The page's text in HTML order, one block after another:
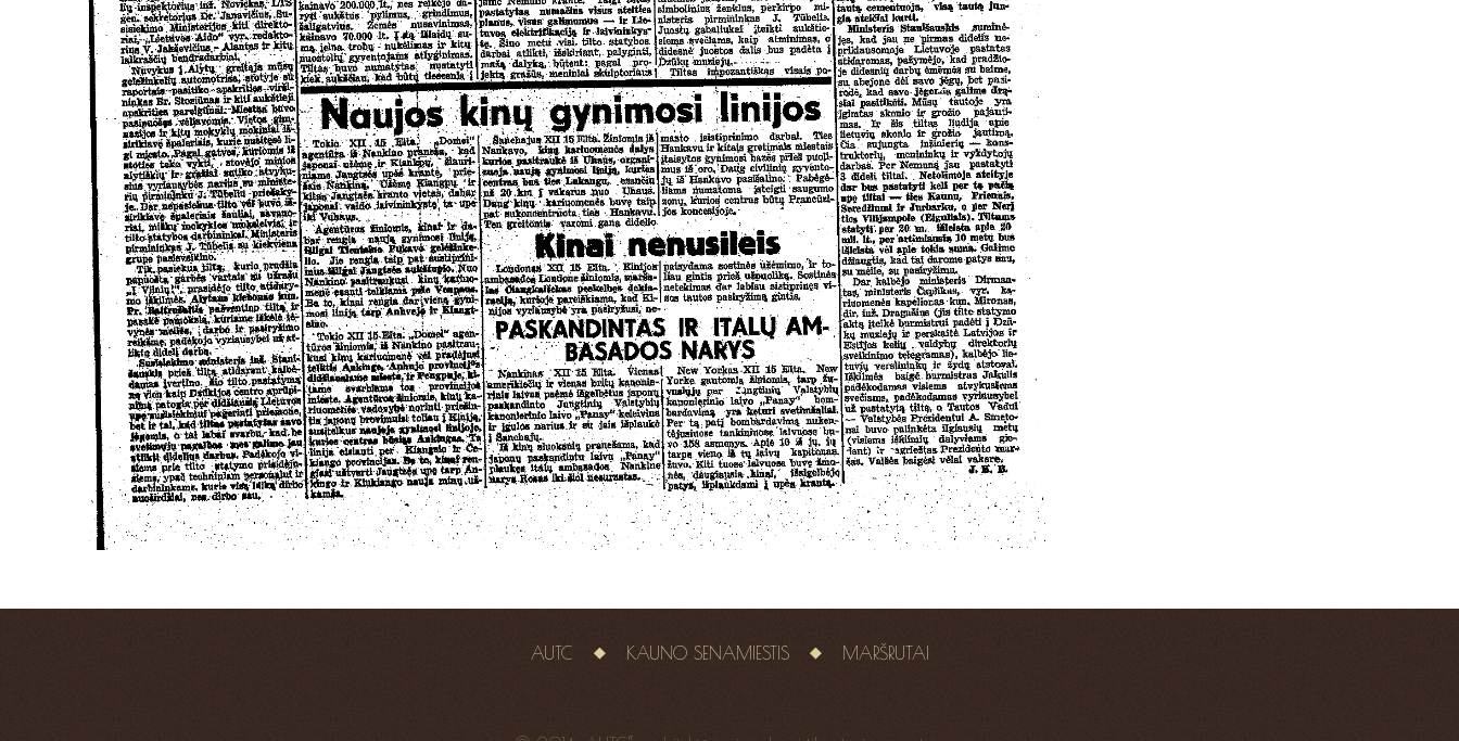
AUTC KAUNO SENAMIESTIS MARŠRUTAI